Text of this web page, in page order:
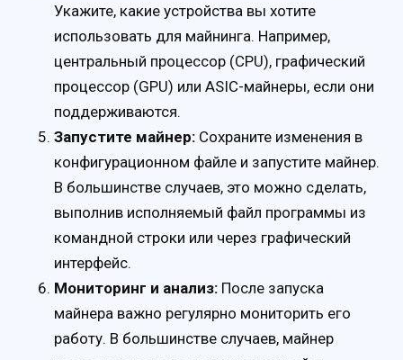
Укажите, какие устройства вы хотите
использовать для майнинга. Например,
центральный процессор (CPU), графический
процессор (GPU) или ASIC-майнеры, если они
поддерживаются.
Запустите майнер: Сохраните изменения в
конфигурационном файле и запустите майнер.
В большинстве случаев, это можно сделать,
выполнив исполняемый файл программы из
командной строки или через графический
интерфейс.
Мониторинг и анализ: После запуска
майнера важно регулярно мониторить его
работу. В большинстве случаев, майнер